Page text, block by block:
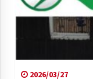
2026/03/27